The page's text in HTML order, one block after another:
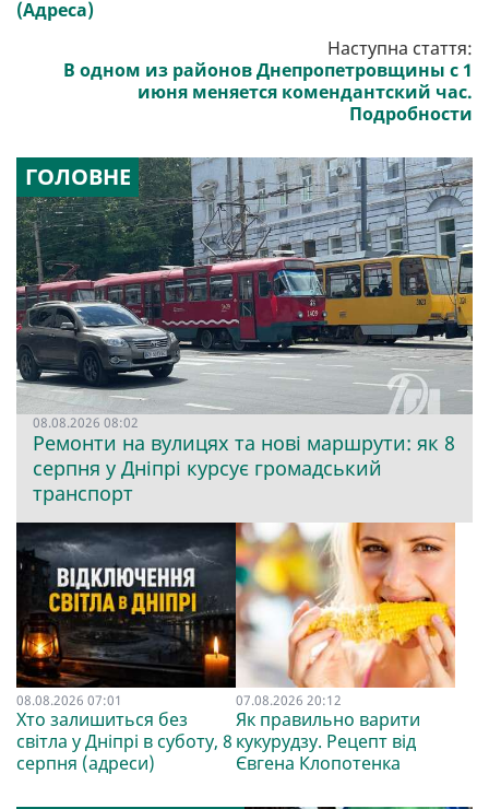
(Адреса)
Наступна стаття:
В одном из районов Днепропетровщины с 1
июня меняется комендантский час.
Подробности
ГОЛОВНЕ
08.08.2026 08:02
Ремонти на вулицях та нові маршрути: як 8
серпня у Дніпрі курсує громадський
транспорт
08.08.2026 07:01
Хто залишиться без
світла у Дніпрі в суботу, 8
серпня (адреси)
07.08.2026 20:12
Як правильно варити
кукурудзу. Рецепт від
Євгена Клопотенка